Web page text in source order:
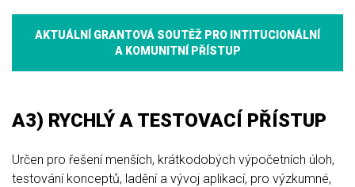
AKTUÁLNÍ GRANTOVÁ SOUTĚŽ PRO INTITUCIONÁLNÍ
A KOMUNITNÍ PŘÍSTUP
A3) RYCHLÝ A TESTOVACÍ PŘÍSTUP
Určen pro řešení menších, krátkodobých výpočetních úloh,
testování konceptů, ladění a vývoj aplikací, pro výzkumné,